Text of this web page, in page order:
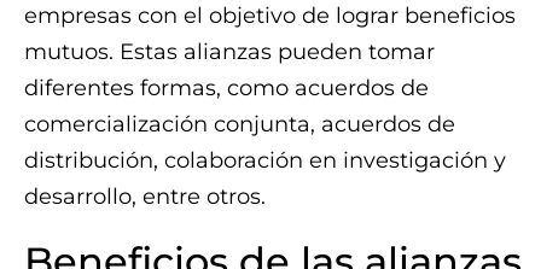
empresas con el objetivo de lograr beneficios
mutuos. Estas alianzas pueden tomar
diferentes formas, como acuerdos de
comercialización conjunta, acuerdos de
distribución, colaboración en investigación y
desarrollo, entre otros.